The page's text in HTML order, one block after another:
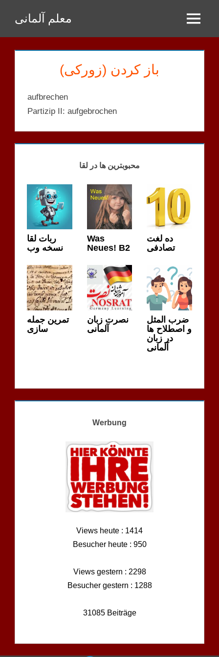
Inhalt
springen
معلم آلمانی Menu
باز کردن (زورکی)
aufbrechen
Partizip II: aufgebrochen
محبوبترین ها در لقا
ربات لقا
نسخه وب
Was
Neues! B2
ده لغت
تصادفی
تمرین جمله
سازی
نصرت زبان
آلمانی
ضرب المثل
و اصطلاح ها
در زبان
آلمانی
Werbung
Views heute : 1414
Besucher heute : 950
Views gestern : 2298
Besucher gestern : 1288
31085 Beiträge